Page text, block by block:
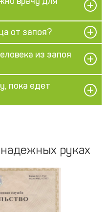
от запоя?
из запоя
пока едет
руках